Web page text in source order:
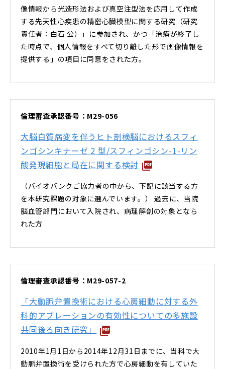
像情報から光造形法および真空注型法を応用して作成
する先天性心疾患の精密心臓模型に関する研究（研究
責任者：白石 公）」に参加され、かつ「治療が終了し
た時点で、個人情報をすべて切り離した形で画像情報を
提供する」の項目に同意をされた方。
倫理審査承認番号：M29-056
大脳白質病変を伴うヒト剖検脳におけるスフィ
ンゴシンキナーゼ 2 型/スフィンゴシン-1-リン
酸発現細胞と局在に関する検討
（バイオバンクご協力者の中から、下記に該当する方
を本研究課題の対象に選んでいます。） 過去に、当院
脳血管部門において入院され、病理解剖の対象となら
れた方
倫理審査承認番号：M29-057-2
「大動脈弁置換術における心房細動に対する外
科的アブレーションの有効性についての多施設
共同後ろ向き研究」
2010年1月1日から2014年12月31日までに、当科で大
動脈弁置換術を受けられた方で心房細動を有していた